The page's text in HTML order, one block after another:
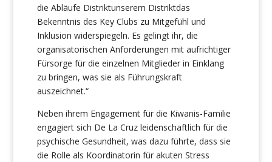
die Abläufe Distriktunserem Distriktdas
Bekenntnis des Key Clubs zu Mitgefühl und
Inklusion widerspiegeln. Es gelingt ihr, die
organisatorischen Anforderungen mit aufrichtiger
Fürsorge für die einzelnen Mitglieder in Einklang
zu bringen, was sie als Führungskraft
auszeichnet.“
Neben ihrem Engagement für die Kiwanis-Familie
engagiert sich De La Cruz leidenschaftlich für die
psychische Gesundheit, was dazu führte, dass sie
die Rolle als Koordinatorin für akuten Stress